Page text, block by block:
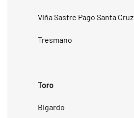
Viña Sastre Pago Santa Cruz
Tresmano
Toro
Bigardo